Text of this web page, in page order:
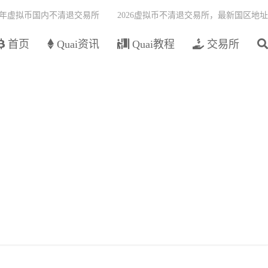
首页 Quai资讯 Quai教程 交易所
虚拟币国内不清退交易所 2026虚拟币不清退交易所，最新国区地址